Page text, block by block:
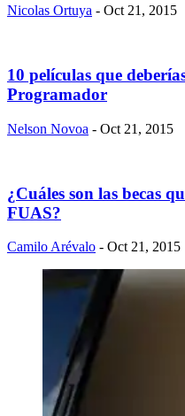
Nicolas Ortuya - Oct 21, 2015
10 películas que
Programador
Nelson Novoa - Oct 21, 2015
¿Cuáles son las becas
FUAS?
Camilo Arévalo - Oct 21, 2015